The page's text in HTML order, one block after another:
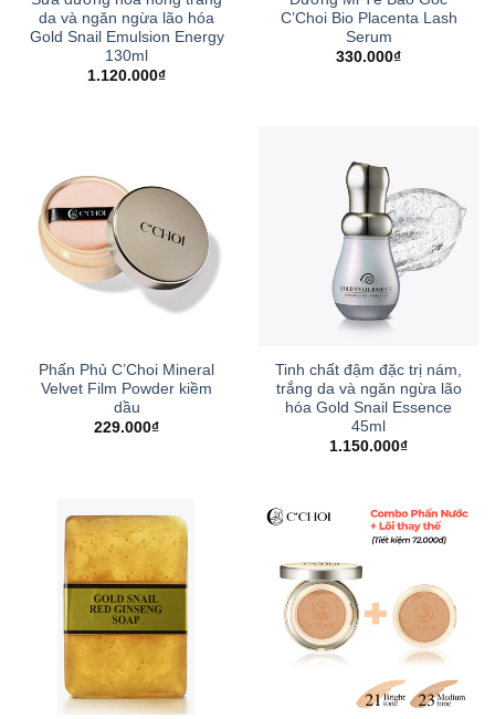
da và ngăn ngừa lão hóa
Gold Snail Emulsion Energy
130ml
1.120.000₫
C’Choi Bio Placenta Lash
Serum
330.000₫
Phấn Phủ C’Choi Mineral
Velvet Film Powder kiềm
dầu
229.000₫
Tinh chất đậm đặc trị nám,
trắng da và ngăn ngừa lão
hóa Gold Snail Essence
45ml
1.150.000₫